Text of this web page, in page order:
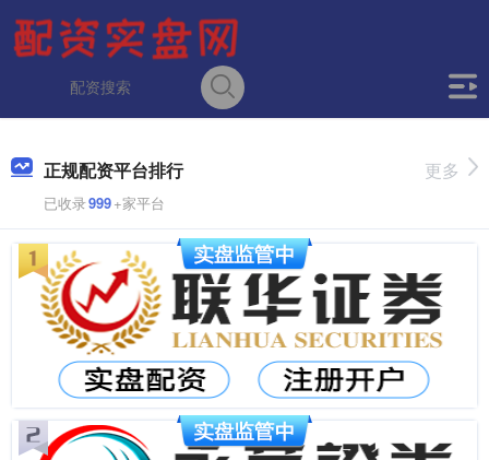
正规配资平台排行
已收录999+家平台
更多